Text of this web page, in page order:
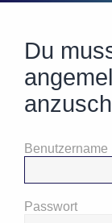
Du
Benutzername
Passwort